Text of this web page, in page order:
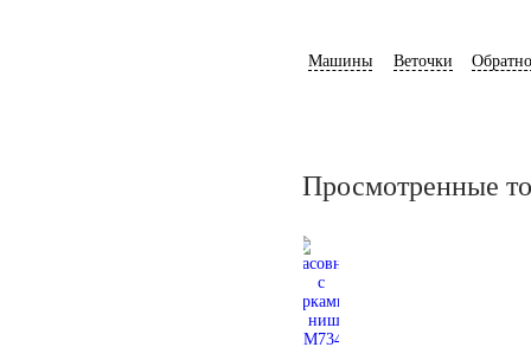
Машины Веточки
Просмотренные